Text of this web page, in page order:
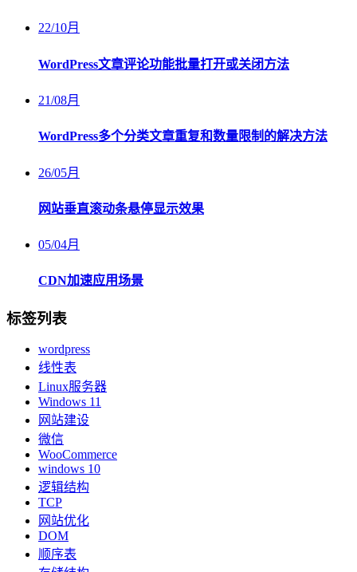
22/10月
WordPress文章评论功能批量打开或关闭方法
21/08月
WordPress多个分类文章重复和数量限制的解决方法
26/05月
网站垂直滚动条悬停显示效果
05/04月
CDN加速应用场景
标签列表
wordpress
线性表
Linux服务器
Windows 11
网站建设
微信
WooCommerce
windows 10
逻辑结构
TCP
网站优化
DOM
顺序表